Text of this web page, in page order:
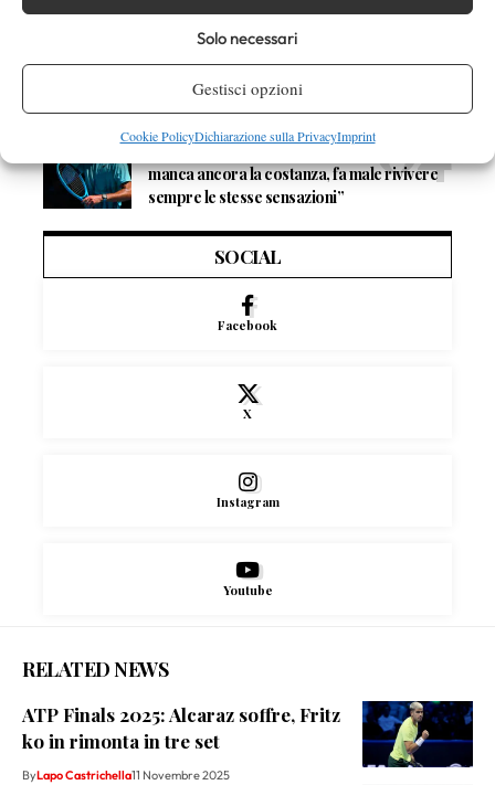
Solo necessari
Gestisci opzioni
Cookie PolicyDichiarazione sulla PrivacyImprint
Rusedski sul futuro di Alcaraz: “Non
giocherà lo US Open, forse non lo vedremo
più nel 2026”
Masters 1000 Montreal 2026, Musetti: “Mi
manca ancora la costanza, fa male rivivere
sempre le stesse sensazioni”
SOCIAL
Facebook
X
Instagram
Youtube
RELATED NEWS
ATP Finals 2025: Alcaraz soffre, Fritz
ko in rimonta in tre set
ByLapo Castrichella11 Novembre 2025